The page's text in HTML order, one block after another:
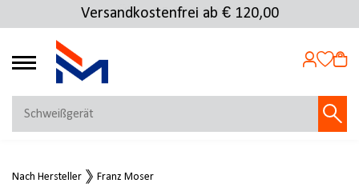
Versandkostenfrei ab € 120,00
4.72
MEIN KONTO
Jetzt anmelden
Nach Hersteller Franz Moser